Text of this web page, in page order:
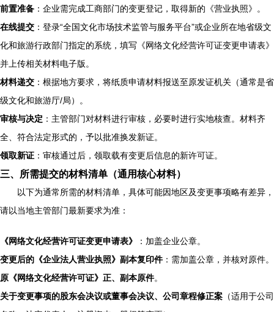
前置准备 ：企业需完成工商部门的变更登记，取得新的《营业执照》。
在线提交 ：登录“全国文化市场技术监管与服务平台”或企业所在地省级文
化和旅游行政部门指定的系统，填写《网络文化经营许可证变更申请表》
并上传相关材料电子版。
材料递交 ：根据地方要求，将纸质申请材料报送至原发证机关（通常是省
级文化和旅游厅/局）。
审核与决定 ：主管部门对材料进行审核，必要时进行实地核查。材料齐
全、符合法定形式的，予以批准换发新证。
领取新证 ：审核通过后，领取载有变更后信息的新许可证。
三、所需提交的材料清单（通用核心材料）
以下为通常所需的材料清单，具体可能因地区及变更事项略有差异，
请以当地主管部门最新要求为准：
《网络文化经营许可证变更申请表》
：加盖企业公章。
变更后的《企业法人营业执照》副本复印件：需加盖公章，并核对原件。
原《网络文化经营许可证》正、副本原件。
关于变更事项的股东会决议或董事会决议、公司章程修正案 （适用于公司